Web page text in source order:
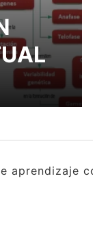
aprendizaje